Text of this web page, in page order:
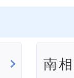
南